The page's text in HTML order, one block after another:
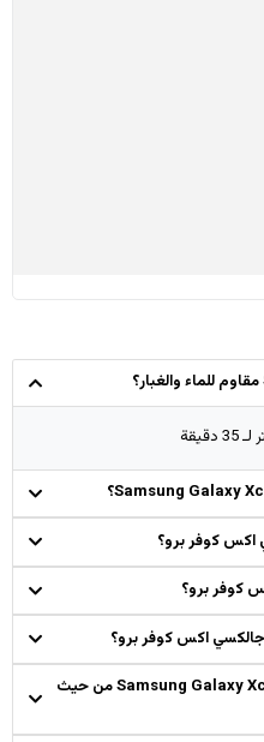
كوفر برو؟
كوفر برو؟
ما هي النسخ التي يتوفر بها Samsung Galaxy Xcover Pro من حيث